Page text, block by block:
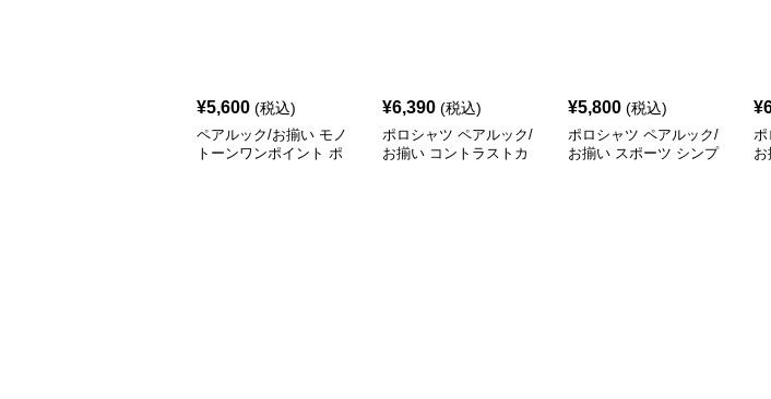
¥5,600 (税込)
ペアルック/お揃い モノ
トーンワンポイント ポ
¥6,390 (税込)
ポロシャツ ペアルック/
お揃い コントラストカ
¥5,800 (税込)
ポロシャツ ペアルック/
お揃い スポーツ シンプ
¥
ポ